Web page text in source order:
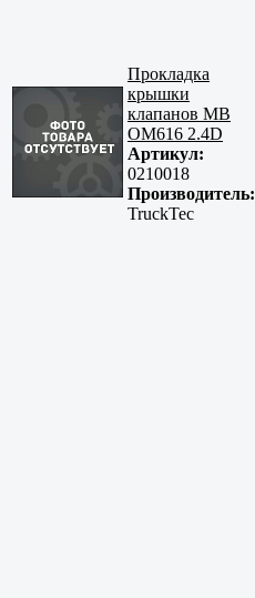
Прокладка
крышки
клапанов MB
OM616 2.4D
Артикул:
0210018
Производитель:
TruckTec